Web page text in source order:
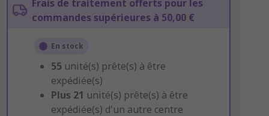
Frais de traitement offerts pour les
commandes supérieures à 50,00 €
En stock
55 unité(s) prête(s) à être
expédiée(s)
Plus 21 unité(s) prête(s) à être
expédiée(s) d'un autre centre